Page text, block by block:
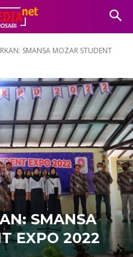
SMANSA MOZAR STUDENT
SMANSA
EXPO 2022